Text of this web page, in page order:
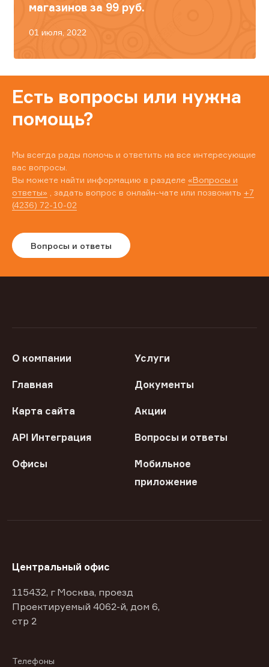
магазинов за 99 руб.
01 июля, 2022
Есть вопросы или нужна
помощь?
Мы всегда рады помочь и ответить на все интересующие
вас вопросы.
Вы можете найти информацию в разделе «Вопросы и
ответы» , задать вопрос в онлайн-чате или позвонить +7
(4236) 72-10-02
Вопросы и ответы
О компании Услуги
Главная Документы
Карта сайта Акции
API Интеграция Вопросы и ответы
Офисы
Мобильное
приложение
Центральный офис
115432, г Москва, проезд
Проектируемый 4062-й, дом 6,
стр 2
Телефоны